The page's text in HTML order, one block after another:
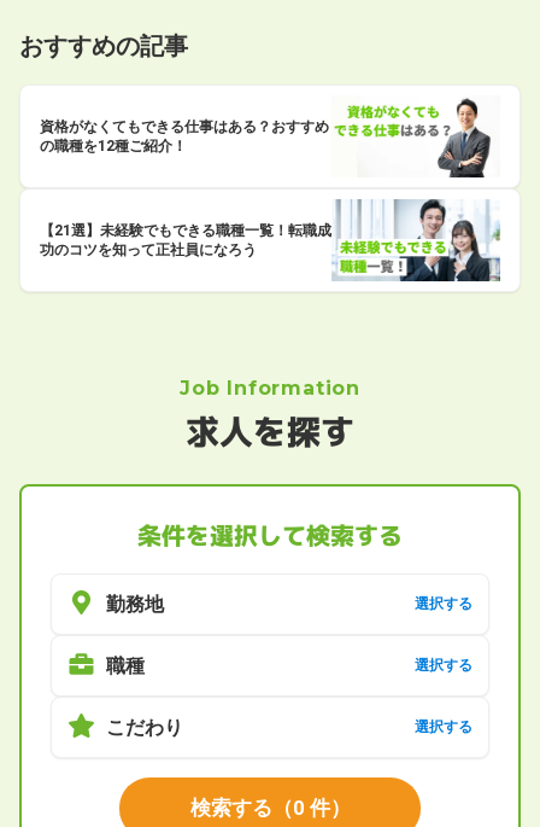
おすすめの記事
資格がなくてもできる仕事はある？おすすめ
の職種を12種ご紹介！
【21選】未経験でもできる職種一覧！転職成
功のコツを知って正社員になろう
Job Information
求人を探す
条件を選択して検索する
勤務地 選択する
職種 選択する
こだわり 選択する
検索する （0 件）